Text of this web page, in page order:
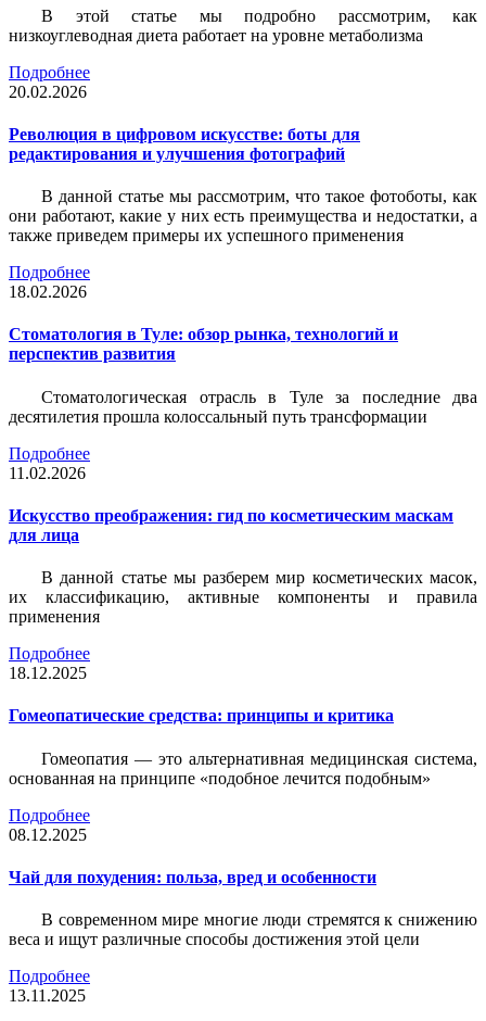
В этой статье мы подробно рассмотрим, как
низкоуглеводная диета работает на уровне метаболизма
Подробнее
20.02.2026
Революция в цифровом искусстве: боты для
редактирования и улучшения фотографий
В данной статье мы рассмотрим, что такое фотоботы, как
они работают, какие у них есть преимущества и недостатки, а
также приведем примеры их успешного применения
Подробнее
18.02.2026
Стоматология в Туле: обзор рынка, технологий и
перспектив развития
Стоматологическая отрасль в Туле за последние два
десятилетия прошла колоссальный путь трансформации
Подробнее
11.02.2026
Искусство преображения: гид по косметическим маскам
для лица
В данной статье мы разберем мир косметических масок,
их классификацию, активные компоненты и правила
применения
Подробнее
18.12.2025
Гомеопатические средства: принципы и критика
Гомеопатия — это альтернативная медицинская система,
основанная на принципе «подобное лечится подобным»
Подробнее
08.12.2025
Чай для похудения: польза, вред и особенности
В современном мире многие люди стремятся к снижению
веса и ищут различные способы достижения этой цели
Подробнее
13.11.2025